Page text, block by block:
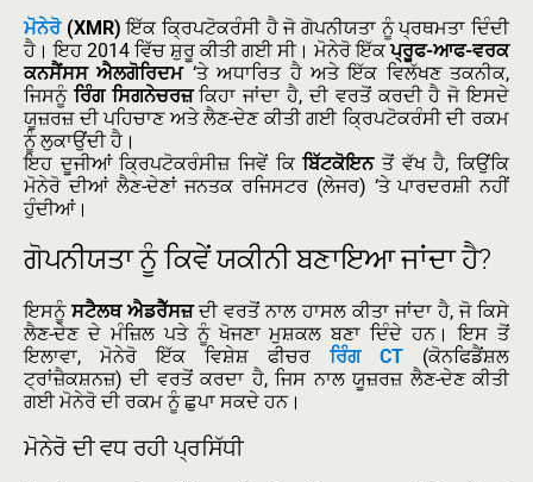
ਮੋਨੇਰੋ(XMR) ਇੱਕ ਕ੍ਰਿਪਟੋਕਰੰਸੀ ਹੈ ਜੋ ਗੋਪਨੀਯਤਾ ਨੂੰ ਪ੍ਰਥਮਤਾ ਦਿੰਦੀ
ਹੈ। ਇਹ 2014 ਵਿੱਚ ਸ਼ੁਰੂ ਕੀਤੀ ਗਈ ਸੀ। ਮੋਨੇਰੋ ਇੱਕਪ੍ਰੂਫ-ਆਫ-ਵਰਕ
ਕਨਸੈਂਸਸ ਐਲਗੋਰਿਦਮ‘ਤੇ ਅਧਾਰਿਤ ਹੈ ਅਤੇ ਇੱਕ ਵਿਲੱਖਣ ਤਕਨੀਕ,
ਜਿਸਨੂੰ ਰਿੰਗ ਸਿਗਨੇਚਰਜ਼ਕਿਹਾ ਜਾਂਦਾ ਹੈ, ਦੀ ਵਰਤੋਂ ਕਰਦੀ ਹੈ ਜੋ ਇਸਦੇ
ਯੂਜ਼ਰਜ਼ ਦੀ ਪਹਿਚਾਣ ਅਤੇ ਲੈਣ-ਦੇਣ ਕੀਤੀ ਗਈ ਕ੍ਰਿਪਟੋਕਰੰਸੀ ਦੀ ਰਕਮ
ਨੂੰ ਲੁਕਾਉਂਦੀ ਹੈ।
ਇਹ ਦੂਜੀਆਂ ਕ੍ਰਿਪਟੋਕਰੰਸੀਜ਼ ਜਿਵੇਂ ਕਿਬਿੱਟਕੋਇਨਤੋਂ ਵੱਖ ਹੈ, ਕਿਉਂਕਿ
ਮੋਨੇਰੋ ਦੀਆਂ ਲੈਣ-ਦੇਣਾਂ ਜਨਤਕ ਰਜਿਸਟਰ (ਲੇਜਰ) ‘ਤੇ ਪਾਰਦਰਸ਼ੀ ਨਹੀਂ
ਹੁੰਦੀਆਂ।
ਗੋਪਨੀਯਤਾ ਨੂੰ ਕਿਵੇਂ ਯਕੀਨੀ ਬਣਾਇਆ ਜਾਂਦਾ ਹੈ?
ਇਸਨੂੰਸਟੈਲਥ ਐਡਰੈੱਸਜ਼ਦੀ ਵਰਤੋਂ ਨਾਲ ਹਾਸਲ ਕੀਤਾ ਜਾਂਦਾ ਹੈ, ਜੋ ਕਿਸੇ
ਲੈਣ-ਦੇਣ ਦੇ ਮੰਜ਼ਿਲ ਪਤੇ ਨੂੰ ਖੋਜਣਾ ਮੁਸ਼ਕਲ ਬਣਾ ਦਿੰਦੇ ਹਨ। ਇਸ ਤੋਂ
ਇਲਾਵਾ, ਮੋਨੇਰੋ ਇੱਕ ਵਿਸ਼ੇਸ਼ ਫੀਚਰ ਰਿੰਗ CT (ਕੋਨਫਿਡੈਂਸ਼ਲ
ਟ੍ਰਾਂਜ਼ੈਕਸ਼ਨਜ਼) ਦੀ ਵਰਤੋਂ ਕਰਦਾ ਹੈ, ਜਿਸ ਨਾਲ ਯੂਜ਼ਰਜ਼ ਲੈਣ-ਦੇਣ ਕੀਤੀ
ਗਈ ਮੋਨੇਰੋ ਦੀ ਰਕਮ ਨੂੰ ਛੁਪਾ ਸਕਦੇ ਹਨ।
ਮੋਨੇਰੋ ਦੀ ਵਧ ਰਹੀ ਪ੍ਰਸਿੱਧੀ